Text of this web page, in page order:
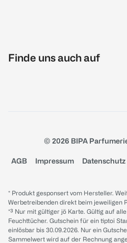
Finde uns auch auf
© 2026 BIPA
AGB Impressum Datenschutz
* Produkt gesponsert vom Hersteller.
Werbetreibenden direkt beim jeweiligen
*³ Nur mit gültiger jö Karte. Gültig auf
Feuchttücher. Gutschein für ein tiptoi
einlösbar bis 30.09.2026. Nur ein
Sammelwert wird auf der Rechnung